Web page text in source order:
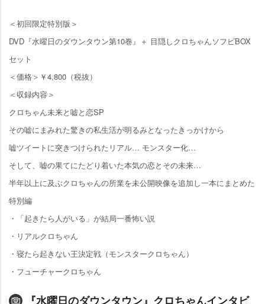
＜初回限定特別版＞
DVD『水曜日のダウンタウン第10巻』＋ 目隠しクロちゃんソフビBOX
セット
＜価格＞￥4,800（税抜）
＜収録内容＞
クロちゃん未来と嘘と恋SP
その嘘にまみれた驚きの私生活が明るみとなったきっかけから
嘘ツイートに突きつけられたリアル… モンスター化…
そして、嘘の果てにたどり着いた本気の恋とその未来…
半年以上に及ぶクロちゃんの所業を未公開映像を追加し一本にまとめた
特別編
・「起きたら人がいる」が結局一番怖い説
・リアルクロちゃん
・寝たら起きない王決定戦（モンスタークロちゃん）
・フューチャークロちゃん
『水曜日のダウンタウン』クロちゃんインタビ